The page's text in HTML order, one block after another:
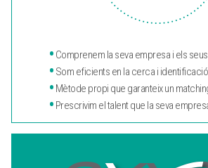
• Comprenem la seva empresa i els
• Som eficients en la cerca i
• Mètode propi que garanteix un
• Prescrivim el talent que la seva